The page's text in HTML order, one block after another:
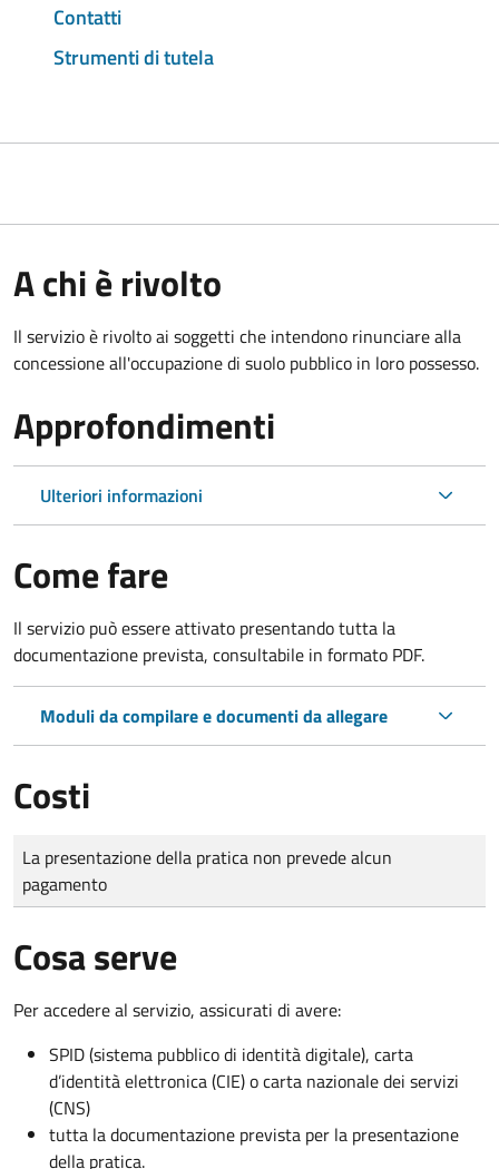
Contatti
Strumenti di tutela
A chi è rivolto
Il servizio è rivolto ai soggetti che intendono rinunciare alla
concessione all'occupazione di suolo pubblico in loro possesso.
Approfondimenti
Ulteriori informazioni
Come fare
Il servizio può essere attivato presentando tutta la
documentazione prevista, consultabile in formato PDF.
Moduli da compilare e documenti da allegare
Costi
Tipo di pagamento
Importo
La presentazione della pratica non prevede alcun
pagamento
Cosa serve
Per accedere al servizio, assicurati di avere:
SPID (sistema pubblico di identità digitale), carta
d’identità elettronica (CIE) o carta nazionale dei servizi
(CNS)
tutta la documentazione prevista per la presentazione
della pratica.